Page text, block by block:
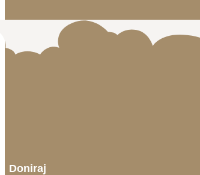
Doniraj